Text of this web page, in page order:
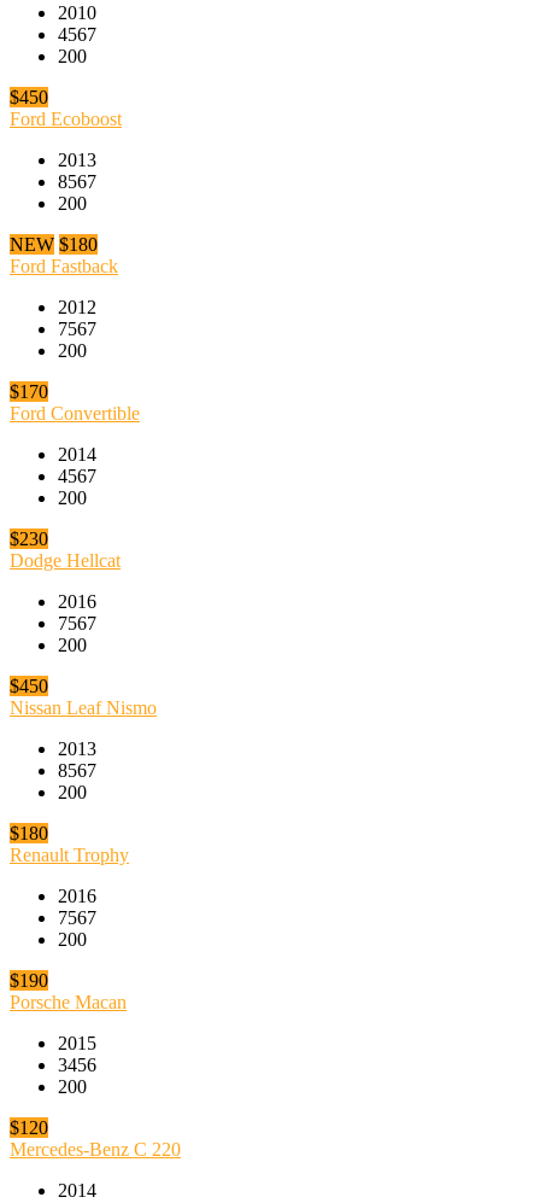
2010
4567
200
$450
Ford Ecoboost
2013
8567
200
NEW $180
Ford Fastback
2012
7567
200
$170
Ford Convertible
2014
4567
200
$230
Dodge Hellcat
2016
7567
200
$450
Nissan Leaf Nismo
2013
8567
200
$180
Renault Trophy
2016
7567
200
$190
Porsche Macan
2015
3456
200
$120
Mercedes-Benz C 220
2014